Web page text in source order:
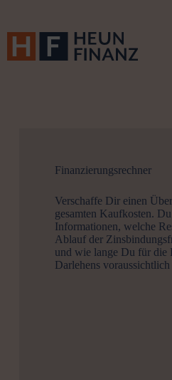
springen
Finanzierungsrechner
Verschaffe Dir einen
gesamten Kaufkosten.
Infor­ma­tionen, welche
Ablauf der
und wie lange Du für die
Darlehens